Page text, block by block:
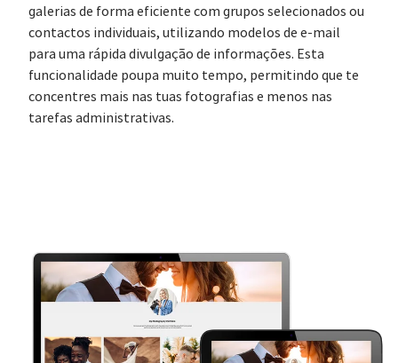
galerias de forma eficiente com grupos selecionados ou
contactos individuais, utilizando modelos de e-mail
para uma rápida divulgação de informações. Esta
funcionalidade poupa muito tempo, permitindo que te
concentres mais nas tuas fotografias e menos nas
tarefas administrativas.